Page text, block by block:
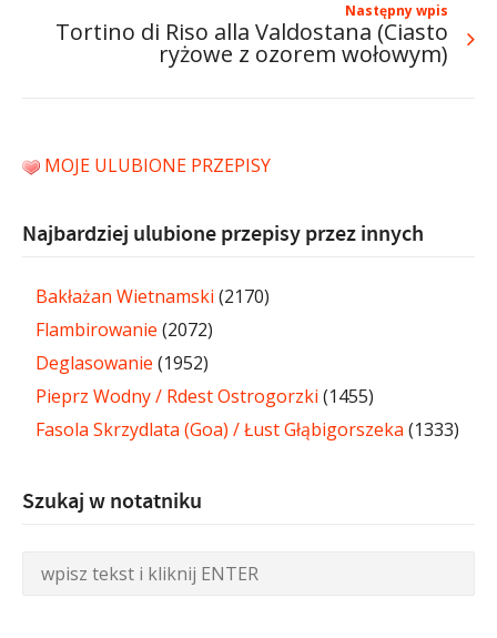
Następny wpis
Tortino di Riso alla Valdostana (Ciasto
ryżowe z ozorem wołowym)
MOJE ULUBIONE PRZEPISY
Najbardziej ulubione przepisy przez innych
Bakłażan Wietnamski (2170)
Flambirowanie (2072)
Deglasowanie (1952)
Pieprz Wodny / Rdest Ostrogorzki (1455)
Fasola Skrzydlata (Goa) / Łust Głąbigorszeka (1333)
Szukaj w notatniku